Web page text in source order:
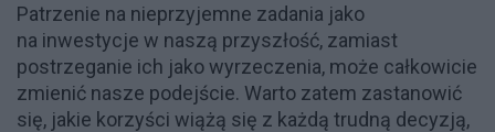
Patrzenie na nieprzyjemne zadania jako
na inwestycje w naszą przyszłość, zamiast
postrzeganie ich jako wyrzeczenia, może całkowicie
zmienić nasze podejście. Warto zatem zastanowić
się, jakie korzyści wiążą się z każdą trudną decyzją,